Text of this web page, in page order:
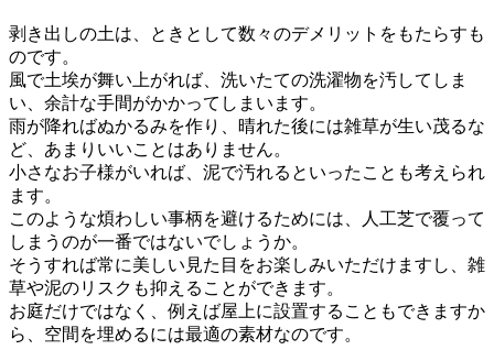
剥き出しの土は、ときとして数々のデメリットをもたらすも
のです。
風で土埃が舞い上がれば、洗いたての洗濯物を汚してしま
い、余計な手間がかかってしまいます。
雨が降ればぬかるみを作り、晴れた後には雑草が生い茂るな
ど、あまりいいことはありません。
小さなお子様がいれば、泥で汚れるといったことも考えられ
ます。
このような煩わしい事柄を避けるためには、人工芝で覆って
しまうのが一番ではないでしょうか。
そうすれば常に美しい見た目をお楽しみいただけますし、雑
草や泥のリスクも抑えることができます。
お庭だけではなく、例えば屋上に設置することもできますか
ら、空間を埋めるには最適の素材なのです。